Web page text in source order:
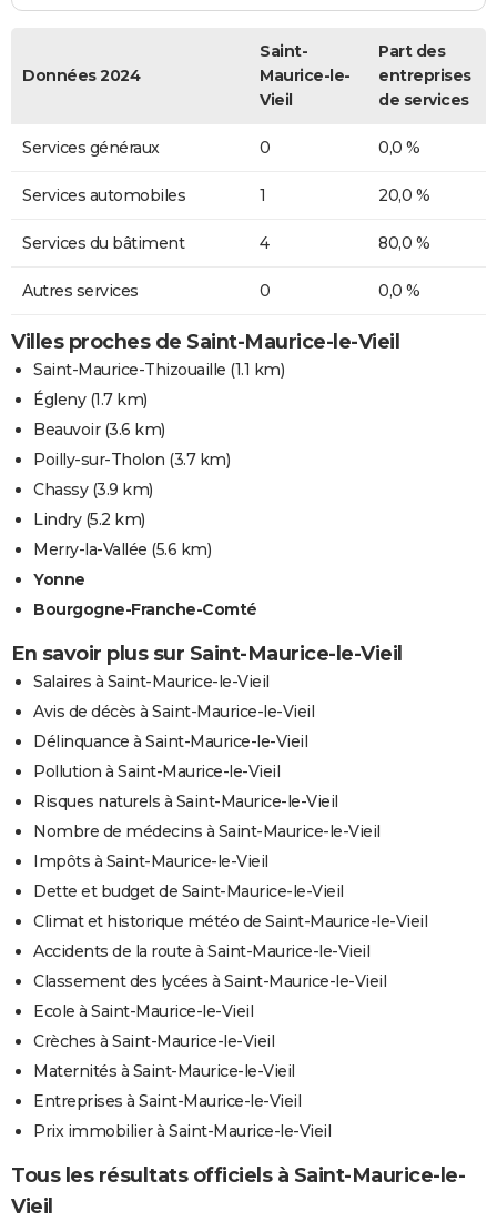
Données 2024
Saint-
Maurice-le-
Vieil
Part des
entreprises
de services
Services généraux 0 0,0 %
Services automobiles 1 20,0 %
Services du bâtiment 4 80,0 %
Autres services 0 0,0 %
Villes proches de Saint-Maurice-le-Vieil
Saint-Maurice-Thizouaille (1.1 km)
Égleny(1.7 km)
Beauvoir(3.6 km)
Poilly-sur-Tholon (3.7 km)
Chassy(3.9 km)
Lindry(5.2 km)
Merry-la-Vallée (5.6 km)
Yonne
Bourgogne-Franche-Comté
En savoir plus sur Saint-Maurice-le-Vieil
Salaires à Saint-Maurice-le-Vieil
Avis de décès à Saint-Maurice-le-Vieil
Délinquance à Saint-Maurice-le-Vieil
Pollution à Saint-Maurice-le-Vieil
Risques naturels à Saint-Maurice-le-Vieil
Nombre de médecins à Saint-Maurice-le-Vieil
Impôts à Saint-Maurice-le-Vieil
Dette et budget de Saint-Maurice-le-Vieil
Climat et historique météo de Saint-Maurice-le-Vieil
Accidents de la route à Saint-Maurice-le-Vieil
Classement des lycées à Saint-Maurice-le-Vieil
Ecole à Saint-Maurice-le-Vieil
Crèches à Saint-Maurice-le-Vieil
Maternités à Saint-Maurice-le-Vieil
Entreprises à Saint-Maurice-le-Vieil
Prix immobilier à Saint-Maurice-le-Vieil
Tous les résultats officiels à Saint-Maurice-le-
Vieil